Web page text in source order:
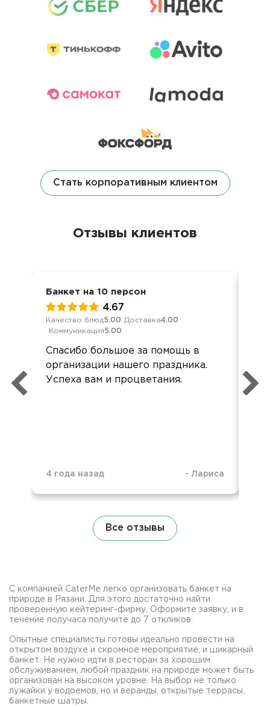
Стать корпоративным клиентом
Отзывы клиентов
Банкет на 10 персон
4.67
Качество блюд5.00 Доставка4.00
Коммуникация5.00
Спасибо большое за помощь в
организации нашего праздника.
Успеха вам и процветания.
4 года назад - Лариса
Все отзывы
С компанией CaterMe легко организовать банкет на
природе в Рязани. Для этого достаточно найти
проверенную кейтеринг-фирму. Оформите заявку, и в
течение получаса получите до 7 откликов.
Опытные специалисты готовы идеально провести на
открытом воздухе и скромное мероприятие, и шикарный
банкет. Не нужно идти в ресторан за хорошим
обслуживанием, любой праздник на природе может быть
организован на высоком уровне. На выбор не только
лужайки у водоемов, но и веранды, открытые террасы,
банкетные шатры.